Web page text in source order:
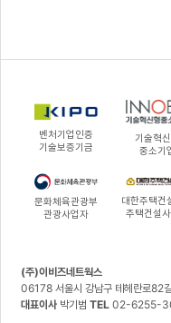
벤처기업인증
기술보증기금
기술혁
중소기
문화체육관광부
관광사업자
대한주택건
주택건설
(주)이비즈네트웍스
06178 서울시 강남구 테헤란로82
대표이사 박기범TEL 02-6255-